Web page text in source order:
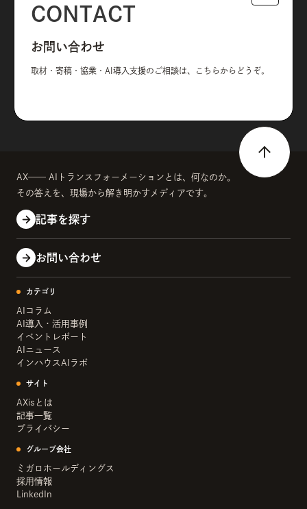
CONTACT
お問い合わせ
取材・寄稿・協業・AI導入支援のご相談は、こちらからどうぞ。
AX—— AIトランスフォーメーションとは、何なのか。
その答えを、現場から解き明かすメディアです。
記事を探す
お問い合わせ
カテゴリ
AIコラム
AI導入・活用事例
イベントレポート
AIニュース
インハウスAIラボ
サイト
AXisとは
記事一覧
プライバシー
グループ会社
ミガロホールディングス
採用情報
LinkedIn